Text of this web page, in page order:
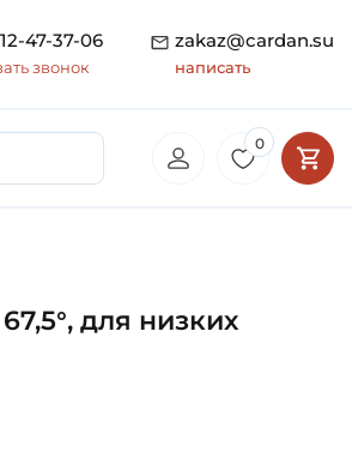
47-37-06
звонок
zakaz@cardan.su
написать
0
для низких